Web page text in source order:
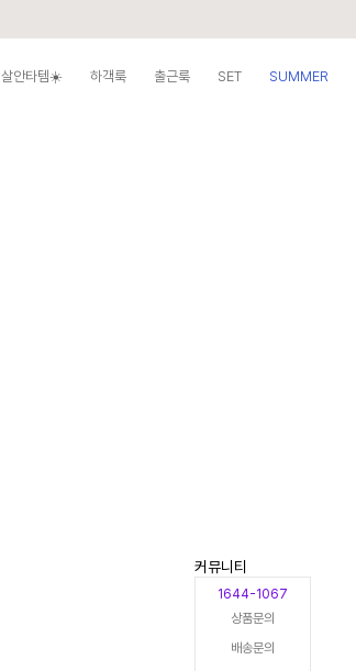
살안타템☀️ 하객룩 출근룩 SET SUMMER
커뮤니티
1644-1067
상품문의
배송문의